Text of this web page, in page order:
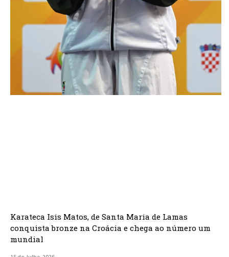
Karateca Isis Matos, de Santa Maria de Lamas
conquista bronze na Croácia e chega ao número um
mundial